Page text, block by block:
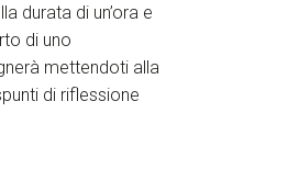
durata di un’ora e
di uno
mettendoti alla
di riflessione